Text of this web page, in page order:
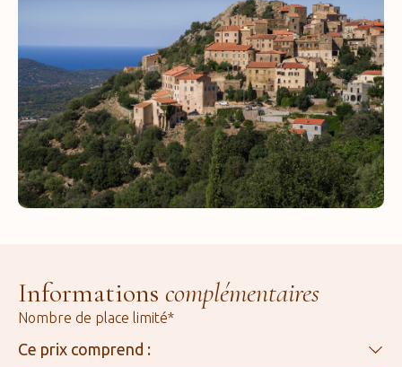
Informations complémentaires
Nombre de place limité*
Ce prix comprend :